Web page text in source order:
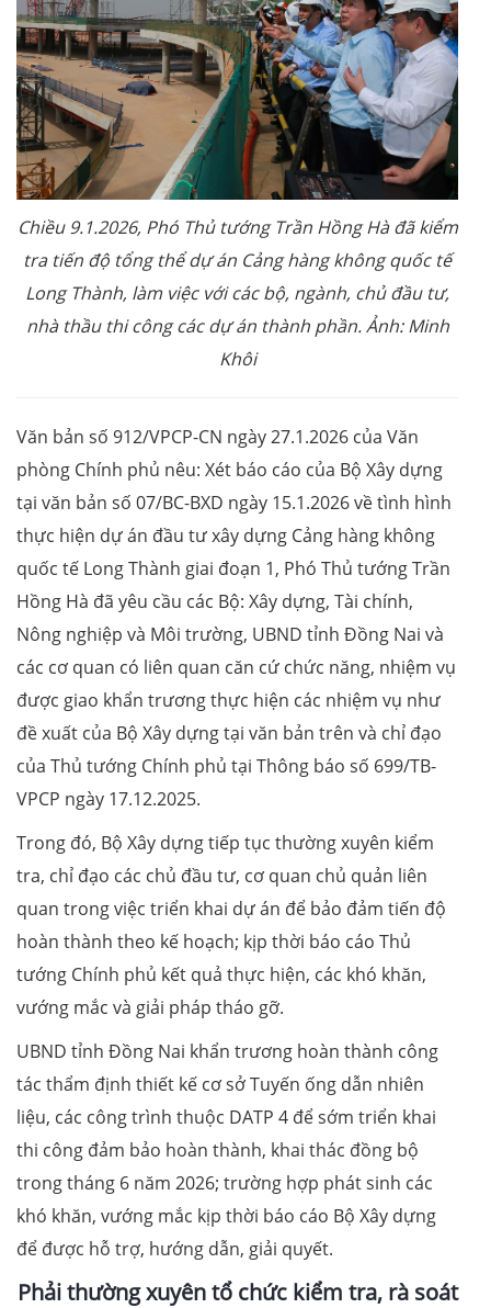
Chiều 9.1.2026, Phó Thủ tướng Trần Hồng Hà đã kiểm
tra tiến độ tổng thể dự án Cảng hàng không quốc tế
Long Thành, làm việc với các bộ, ngành, chủ đầu tư,
nhà thầu thi công các dự án thành phần. Ảnh: Minh
Khôi
Văn bản số 912/VPCP-CN ngày 27.1.2026 của Văn
phòng Chính phủ nêu: Xét báo cáo của Bộ Xây dựng
tại văn bản số 07/BC-BXD ngày 15.1.2026 về tình hình
thực hiện dự án đầu tư xây dựng Cảng hàng không
quốc tế Long Thành giai đoạn 1, Phó Thủ tướng Trần
Hồng Hà đã yêu cầu các Bộ: Xây dựng, Tài chính,
Nông nghiệp và Môi trường, UBND tỉnh Đồng Nai và
các cơ quan có liên quan căn cứ chức năng, nhiệm vụ
được giao khẩn trương thực hiện các nhiệm vụ như
đề xuất của Bộ Xây dựng tại văn bản trên và chỉ đạo
của Thủ tướng Chính phủ tại Thông báo số 699/TB-
VPCP ngày 17.12.2025.
Trong đó, Bộ Xây dựng tiếp tục thường xuyên kiểm
tra, chỉ đạo các chủ đầu tư, cơ quan chủ quản liên
quan trong việc triển khai dự án để bảo đảm tiến độ
hoàn thành theo kế hoạch; kịp thời báo cáo Thủ
tướng Chính phủ kết quả thực hiện, các khó khăn,
vướng mắc và giải pháp tháo gỡ.
UBND tỉnh Đồng Nai khẩn trương hoàn thành công
tác thẩm định thiết kế cơ sở Tuyến ống dẫn nhiên
liệu, các công trình thuộc DATP 4 để sớm triển khai
thi công đảm bảo hoàn thành, khai thác đồng bộ
trong tháng 6 năm 2026; trường hợp phát sinh các
khó khăn, vướng mắc kịp thời báo cáo Bộ Xây dựng
để được hỗ trợ, hướng dẫn, giải quyết.
Phải thường xuyên tổ chức kiểm tra, rà soát